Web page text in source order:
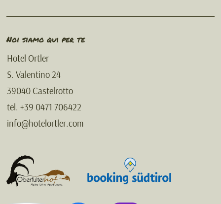
Noi siamo qui per te
Hotel Ortler
S. Valentino 24
39040 Castelrotto
tel. +39 0471 706422
info@hotelortler.com